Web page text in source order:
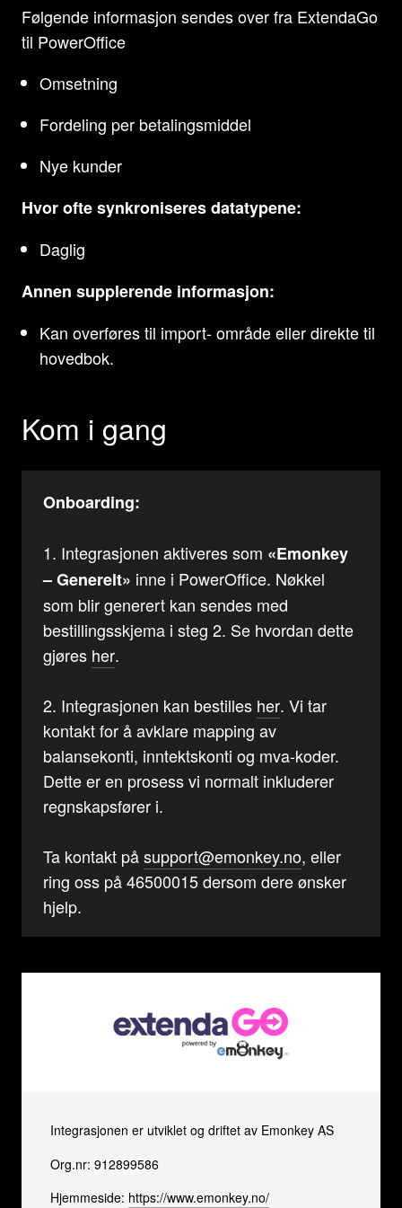
Følgende informasjon sendes over fra ExtendaGo
til PowerOffice
Omsetning
Fordeling per betalingsmiddel
Nye kunder
Hvor ofte synkroniseres datatypene:
Daglig
Annen supplerende informasjon:
Kan overføres til import- område eller direkte til
hovedbok.
Kom i gang
Onboarding:
1. Integrasjonen aktiveres som «Emonkey
– Generelt» inne i PowerOffice. Nøkkel
som blir generert kan sendes med
bestillingsskjema i steg 2. Se hvordan dette
gjøres her.
2. Integrasjonen kan bestilles her. Vi tar
kontakt for å avklare mapping av
balansekonti, inntektskonti og mva-koder.
Dette er en prosess vi normalt inkluderer
regnskapsfører i.
Ta kontakt påsupport@emonkey.no, eller
ring oss på 46500015 dersom dere ønsker
hjelp.
Integrasjonen er utviklet og driftet av Emonkey AS
Org.nr: 912899586
Hjemmeside: https://www.emonkey.no/